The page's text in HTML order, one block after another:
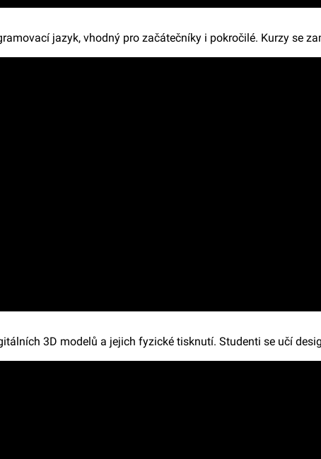
jazyk, vhodný pro začátečníky i pokročilé. Kurzy se
3D modelů a jejich fyzické tisknutí. Studenti se učí